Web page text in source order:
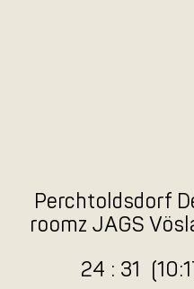
Perchtoldsdorf
roomz JAGS
24 : 31